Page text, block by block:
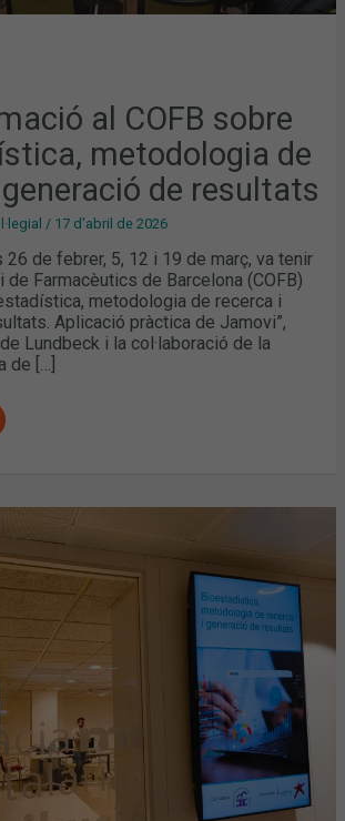
al COFB sobre
metodologia de
de resultats
/ 17 d'abril de 2026
de febrer, 5, 12 i 19 de març, va tenir
de Farmacèutics de Barcelona (COFB)
metodologia de recerca i
Aplicació pràctica de Jamovi”,
Lundbeck i la col·laboració de la
de […]